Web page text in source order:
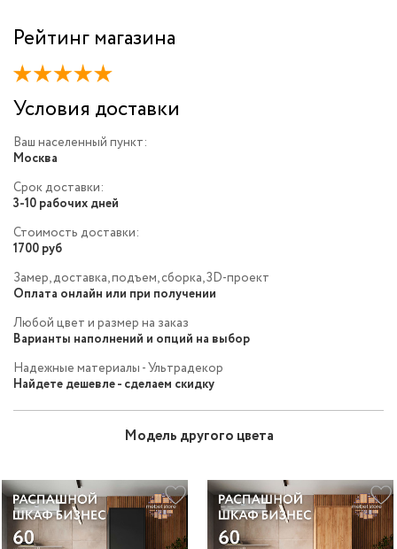
Рейтинг магазина
Условия доставки
Ваш населенный пункт:
Москва
Срок доставки:
3-10 рабочих дней
Стоимость доставки:
1700 руб
Замер, доставка, подъем, сборка, 3D-проект
Оплата онлайн или при получении
Любой цвет и размер на заказ
Варианты наполнений и опций на выбор
Надежные материалы - Ультрадекор
Найдете дешевле - сделаем скидку
Модель другого цвета